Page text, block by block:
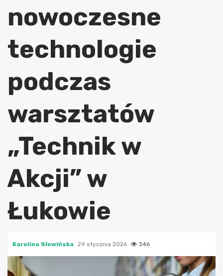
nowoczesne
technologie
podczas
warsztatów
„Technik w
Akcji” w
Łukowie
Karolina Słowińska 29 stycznia 2026 346